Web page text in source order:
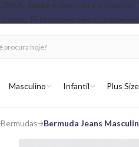
Masculino Infantil Plus Size
Bermudas Bermuda Jeans